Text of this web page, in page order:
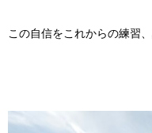
この自信をこれからの練習